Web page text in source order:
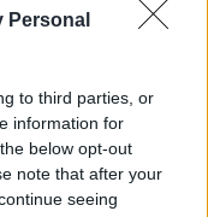
Personal
to third parties, or
information for
below opt-out
note that after your
seeing
meleg